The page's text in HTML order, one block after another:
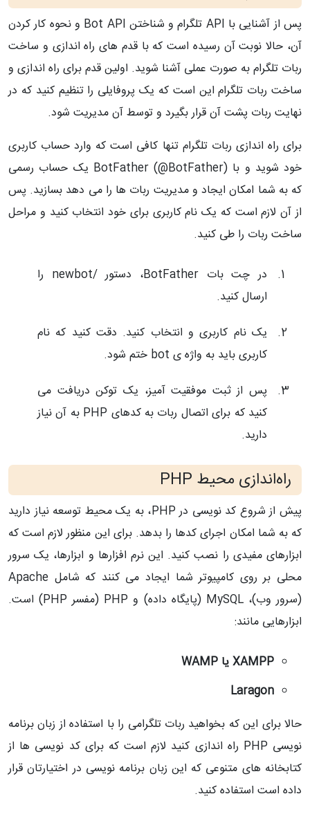
پس از آشنایی با API
تلگرام و شناختن Bot API و نحوه کار کردن
آن، حالا نوبت آن رسیده است که با قدم های راه اندازی و ساخت
ربات تلگرام به صورت عملی آشنا شوید. اولین قدم برای راه اندازی و
ساخت ربات تلگرام این است که یک پروفایلی را تنظیم کنید که در
نهایت ربات پشت آن قرار بگیرد و توسط آن مدیریت شود.
برای راه اندازی ربات تلگرام تنها کافی است که وارد حساب کاربری
خود شوید و با
BotFather (@BotFather) یک حساب رسمی
که به شما امکان ایجاد و مدیریت ربات ها را می دهد بسازید. پس
از آن لازم است که یک نام کاربری برای خود انتخاب کنید و مراحل
ساخت ربات را طی کنید.
در چت بات BotFather، دستور /newbot را
ارسال کنید.
یک نام کاربری و انتخاب کنید. دقت کنید که نام
کاربری باید به واژه ی bot ختم شود.
پس از ثبت موفقیت آمیز، یک توکن دریافت می
کنید که برای اتصال ربات به کدهای PHP به آن نیاز
دارید.
راه‌اندازی محیط PHP
پیش از شروع کد نویسی در
PHP، به یک محیط توسعه نیاز دارید
که به شما امکان اجرای کدها را بدهد. برای این منظور لازم است که
ابزارهای مفیدی را نصب کنید. این نرم افزارها و ابزارها، یک سرور
محلی بر روی کامپیوتر شما ایجاد می کنند که شامل Apache
(سرور وب)، MySQL (پایگاه داده) و PHP (مفسر PHP) است.
ابزارهایی مانند:
XAMPP یا WAMP
Laragon
حالا برای این که بخواهید ربات تلگرامی را با استفاده از زبان برنامه
نویسی
PHP راه اندازی کنید لازم است که برای کد نویسی ها از
کتابخانه های متنوعی که این زبان برنامه نویسی در اختیارتان قرار
داده است استفاده کنید.